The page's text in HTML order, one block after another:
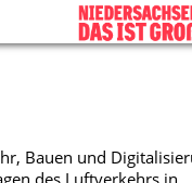
Bauen und
des Luftverkehrs in